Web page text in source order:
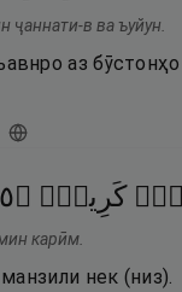
ҷаннати-в ва ъуйун.
аз
كَرِيمٍۢ ۝
карӣм.
нек (низ).